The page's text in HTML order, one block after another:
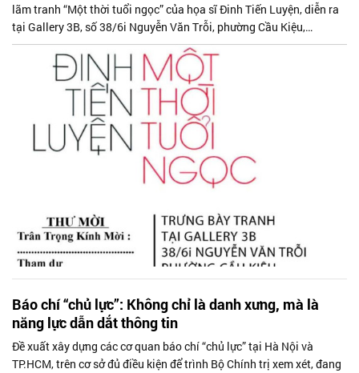
lãm tranh “Một thời tuổi ngọc” của họa sĩ Đinh Tiến Luyện, diễn ra
tại Gallery 3B, số 38/6i Nguyễn Văn Trỗi, phường Cầu Kiệu,
TP.HCM.
Báo chí “chủ lực”: Không chỉ là danh xưng, mà là
năng lực dẫn dắt thông tin
Đề xuất xây dựng các cơ quan báo chí “chủ lực” tại Hà Nội và
TP.HCM, trên cơ sở đủ điều kiện để trình Bộ Chính trị xem xét, đang